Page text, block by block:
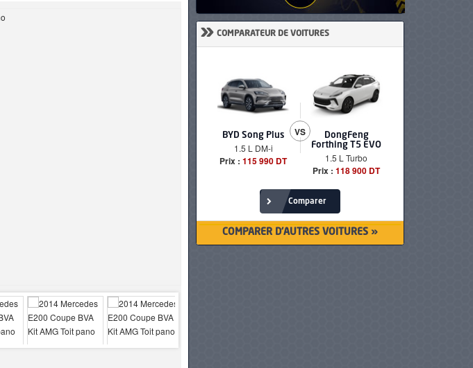
» COMPARATEUR DE VOITURES
BYD Song Plus
1.5 L DM-i
Prix : 115 990 DT
VS
DongFeng
Forthing T5 EVO
1.5 L Turbo
Prix : 118 900 DT
Comparer
COMPARER D'AUTRES VOITURES »